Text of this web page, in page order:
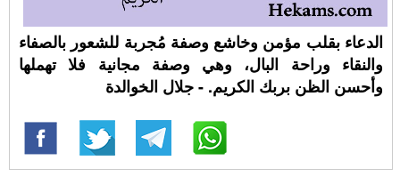
الدعاء بقلب مؤمن وخاشع وصفة مُجربة للشعور بالصفاء
والنقاء وراحة البال، وهي وصفة مجانية فلا تهملها
وأحسن الظن بربك الكريم. - جلال الخوالدة